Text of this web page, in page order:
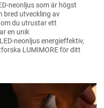
neonljus som är högst
bred utveckling av
du utrustar ett
en unik
neonljus energieffektiv,
LUMIMORE för ditt